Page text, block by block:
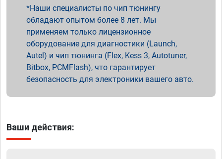
Наши специалисты по чип тюнингу
обладают опытом более 8 лет. Мы
применяем только лицензионное
оборудование для диагностики (Launch,
Autel) и чип тюнинга (Flex, Kess 3, Autotuner,
Bitbox, PCMFlash), что гарантирует
безопасность для электроники вашего авто.
Ваши действия: